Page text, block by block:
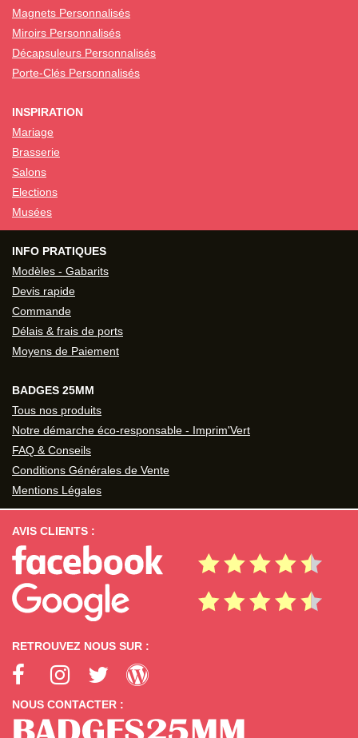
Magnets Personnalisés
Miroirs Personnalisés
Décapsuleurs Personnalisés
Porte-Clés Personnalisés
INSPIRATION
Mariage
Brasserie
Salons
Elections
Musées
INFO PRATIQUES
Modèles - Gabarits
Devis rapide
Commande
Délais & frais de ports
Moyens de Paiement
BADGES 25MM
Tous nos produits
Notre démarche éco-responsable - Imprim'Vert
FAQ & Conseils
Conditions Générales de Vente
Mentions Légales
AVIS CLIENTS :
RETROUVEZ NOUS SUR :
NOUS CONTACTER :